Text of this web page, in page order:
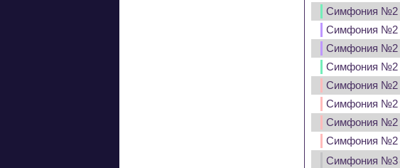
Симфония №2
Симфония №2
Симфония №2
Симфония №2
Симфония №2
Симфония №2
Симфония №2
Симфония №2
Симфония №3